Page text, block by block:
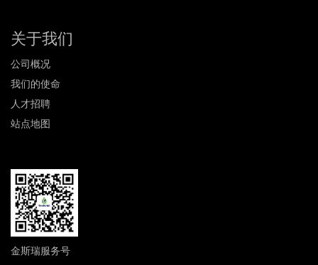
关于我们
公司概况
我们的使命
人才招聘
站点地图
金斯瑞服务号